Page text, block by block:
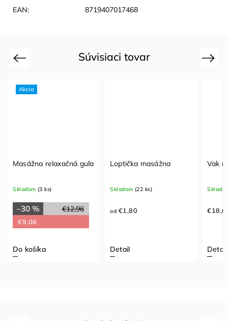
EAN: 8719407017468
Súvisiaci tovar
Previous
Akcia
Masážna relaxačná guľa
Skladom (3 ks)
€12,96
–30 %
€9,06
Do košíka
Loptička masážna
Skladom (22 ks)
od €1,80
Detail
Vak
Detail
Next